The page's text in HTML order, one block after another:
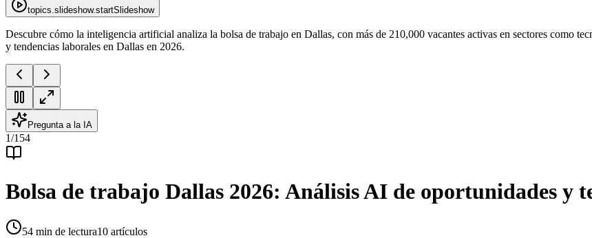
topics.slideshow.startSlideshow
Descubre cómo la inteligencia artificial analiza la bolsa de trabajo en Dallas, con más de 210,000 vacantes activas en sectores como
y tendencias laborales en Dallas en 2026.
Pregunta a la IA
1/154
Bolsa de trabajo Dallas 2026: Análisis AI de oportunidades y
54 min de lectura10 artículos